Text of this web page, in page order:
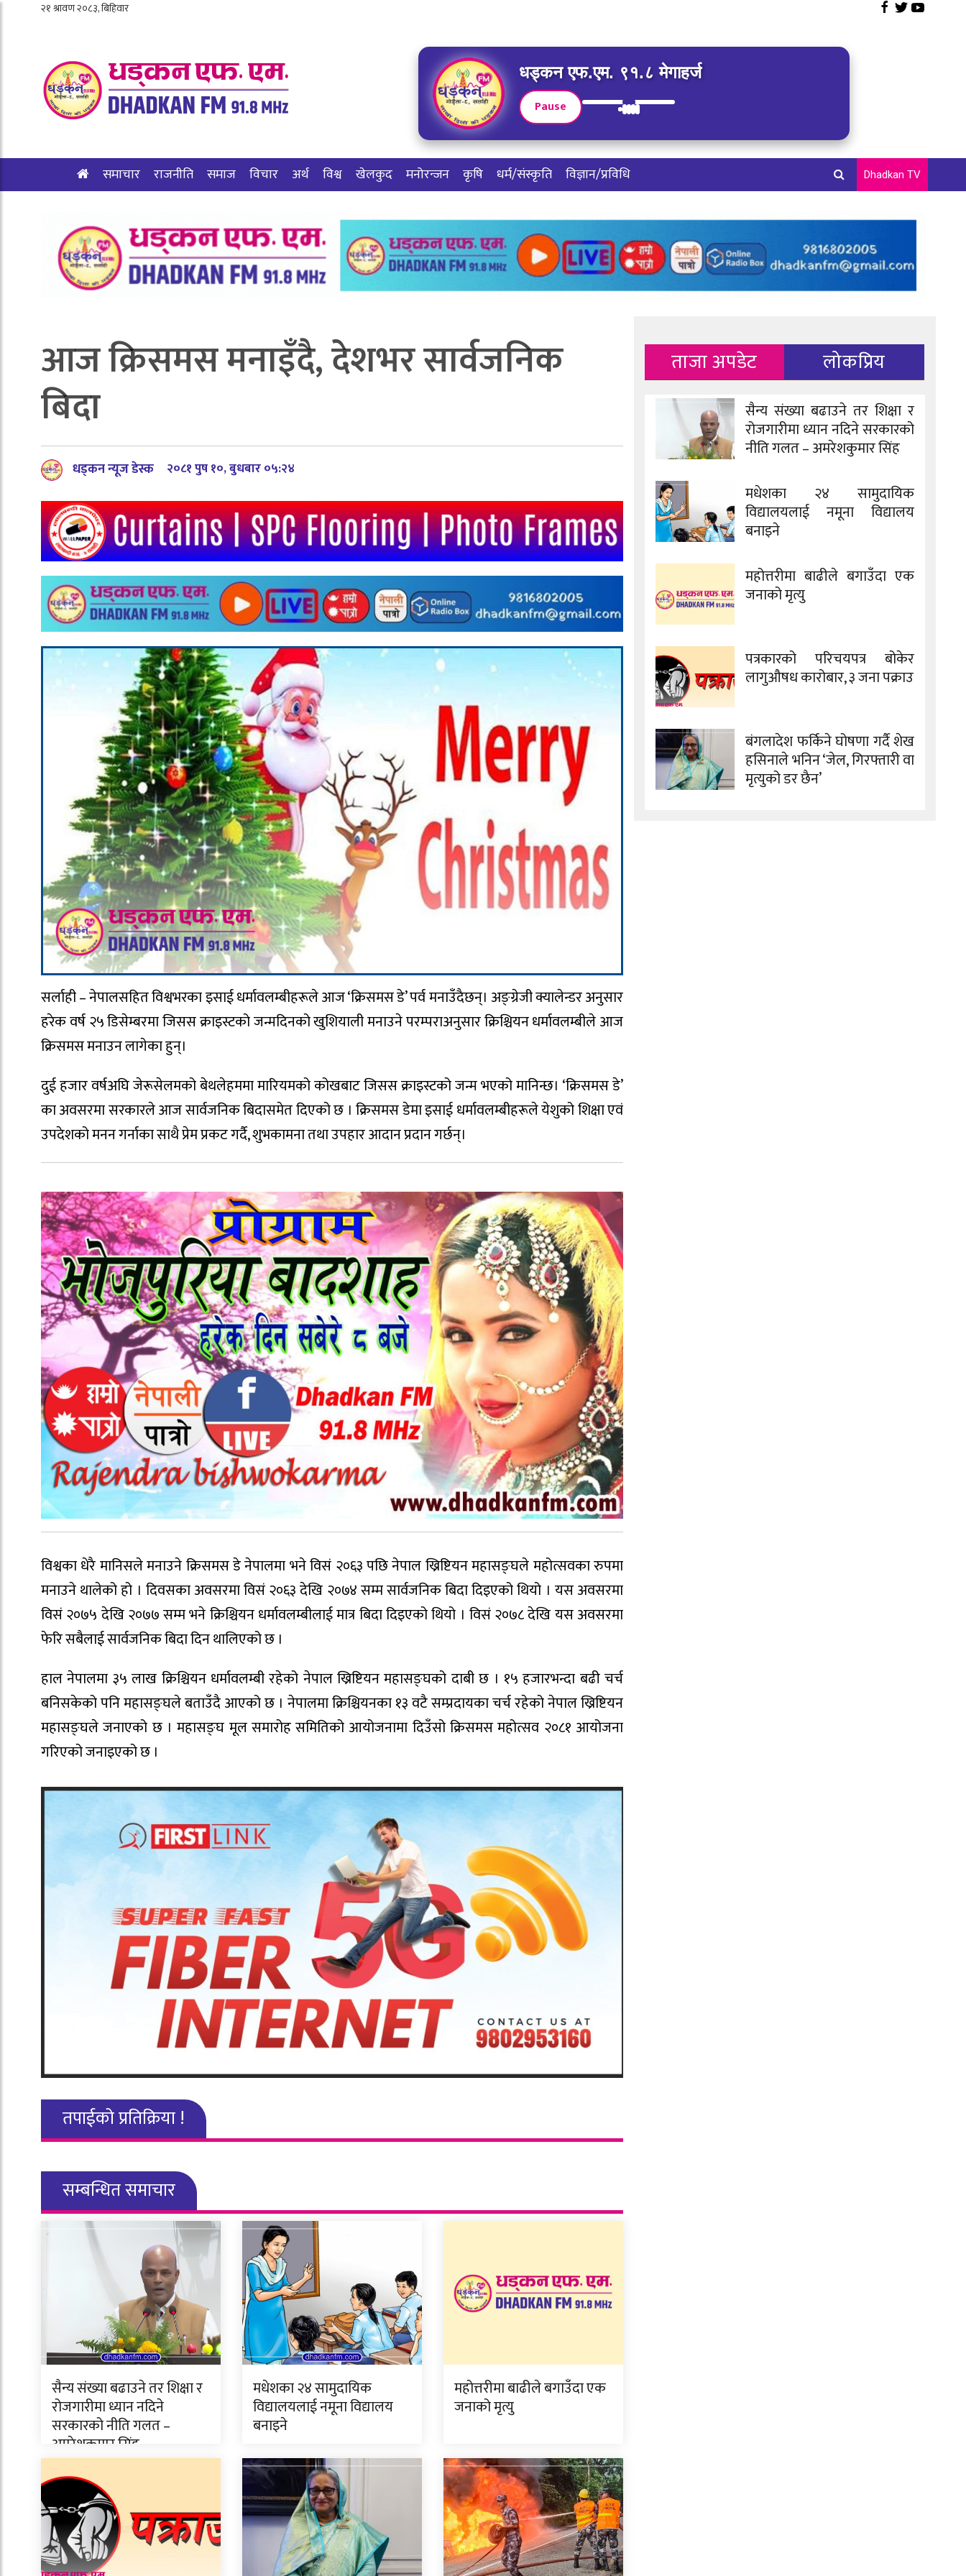
धड्कन एफ.एम. ९१.८ मेगाहर्ज
Pause
समाचार राजनीति समाज विचार अर्थ विश्व खेलकुद मनोरन्जन कृषि धर्म/संस्कृति
विज्ञान/प्रविधि
Dhadkan TV
आज क्रिसमस मनाइँदै, देशभर सार्वजनिक
बिदा
धड्कन न्यूज डेस्क २०८१ पुष १०, बुधबार ०५:२४
सर्लाही – नेपालसहित विश्वभरका इसाई धर्मावलम्बीहरूले आज ‘क्रिसमस डे’ पर्व मनाउँदैछन्। अङ्ग्रेजी क्यालेन्डर अनुसार
हरेक वर्ष २५ डिसेम्बरमा जिसस क्राइस्टको जन्मदिनको खुशियाली मनाउने परम्पराअनुसार क्रिश्चियन धर्मावलम्बीले आज
क्रिसमस मनाउन लागेका हुन्।
दुई हजार वर्षअघि जेरूसेलमको बेथलेहममा मारियमको कोखबाट जिसस क्राइस्टको जन्म भएको मानिन्छ। ‘क्रिसमस डे’
का अवसरमा सरकारले आज सार्वजनिक बिदासमेत दिएको छ । क्रिसमस डेमा इसाई धर्मावलम्बीहरूले येशुको शिक्षा एवं
उपदेशको मनन गर्नाका साथै प्रेम प्रकट गर्दै, शुभकामना तथा उपहार आदान प्रदान गर्छन्।
विश्वका धेरै मानिसले मनाउने क्रिसमस डे नेपालमा भने विसं २०६३ पछि नेपाल ख्रिष्टियन महासङ्घले महोत्सवका रुपमा
मनाउने थालेको हो । दिवसका अवसरमा विसं २०६३ देखि २०७४ सम्म सार्वजनिक बिदा दिइएको थियो । यस अवसरमा
विसं २०७५ देखि २०७७ सम्म भने क्रिश्चियन धर्मावलम्बीलाई मात्र बिदा दिइएको थियो । विसं २०७८ देखि यस अवसरमा
फेरि सबैलाई सार्वजनिक बिदा दिन थालिएको छ ।
हाल नेपालमा ३५ लाख क्रिश्चियन धर्मावलम्बी रहेको नेपाल ख्रिष्टियन महासङ्घको दाबी छ । १५ हजारभन्दा बढी चर्च
बनिसकेको पनि महासङ्घले बताउँदै आएको छ । नेपालमा क्रिश्चियनका १३ वटै सम्प्रदायका चर्च रहेको नेपाल ख्रिष्टियन
महासङ्घले जनाएको छ । महासङ्घ मूल समारोह समितिको आयोजनामा दिउँसो क्रिसमस महोत्सव २०८१ आयोजना
गरिएको जनाइएको छ ।
तपाईको प्रतिक्रिया !
सम्बन्धित समाचार
सैन्य संख्या बढाउने तर शिक्षा र
रोजगारीमा ध्यान नदिने
सरकारको नीति गलत –
अमरेशकुमार सिंह
मधेशका २४ सामुदायिक
विद्यालयलाई नमूना विद्यालय
बनाइने
महोत्तरीमा बाढीले बगाउँदा एक
जनाको मृत्यु
ताजा अपडेट लोकप्रिय
सैन्य संख्या बढाउने तर शिक्षा र
रोजगारीमा ध्यान नदिने सरकारको
नीति गलत – अमरेशकुमार सिंह
मधेशका २४ सामुदायिक
विद्यालयलाई नमूना विद्यालय
बनाइने
महोत्तरीमा बाढीले बगाउँदा एक
जनाको मृत्यु
पत्रकारको परिचयपत्र बोकेर
लागुऔषध कारोबार, ३ जना पक्राउ
बंगलादेश फर्किने घोषणा गर्दै शेख
हसिनाले भनिन ‘जेल, गिरफ्तारी वा
मृत्युको डर छैन’